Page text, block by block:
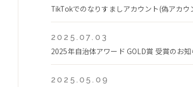
TikTokでのなりすましアカウント(偽アカ
2025.07.03
2025年自治体アワード GOLD賞 受賞のお知
2025.05.09